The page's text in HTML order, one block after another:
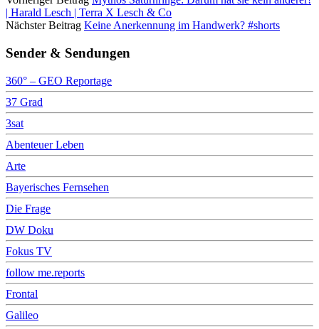
| Harald Lesch | Terra X Lesch & Co
Nächster Beitrag Keine Anerkennung im Handwerk? #shorts
Sender & Sendungen
360° – GEO Reportage
37 Grad
3sat
Abenteuer Leben
Arte
Bayerisches Fernsehen
Die Frage
DW Doku
Fokus TV
follow me.reports
Frontal
Galileo